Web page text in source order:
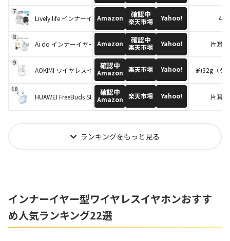
Lively life インナーイヤー型ワイヤレスイヤホン LL01
Amazon 確認中
楽天市場 Yahoo!
Ai do インナーイヤー型ワイヤレスイヤホン A2 Pro
Amazon 確認中
楽天市場 Yahoo! 片耳
AOKIMI ワイヤレスイヤホン V12
確認中
Amazon 楽天市場 Yahoo! 約32g（ケ
HUAWEI FreeBuds SE 2確認中
Amazon 楽天市場 Yahoo! 片耳
ランキングをもっと見る
インナーイヤー型ワイヤレスイヤホンおすす
め人気ランキング22選